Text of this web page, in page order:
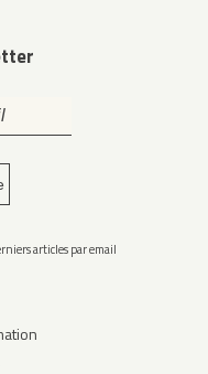
articles par email